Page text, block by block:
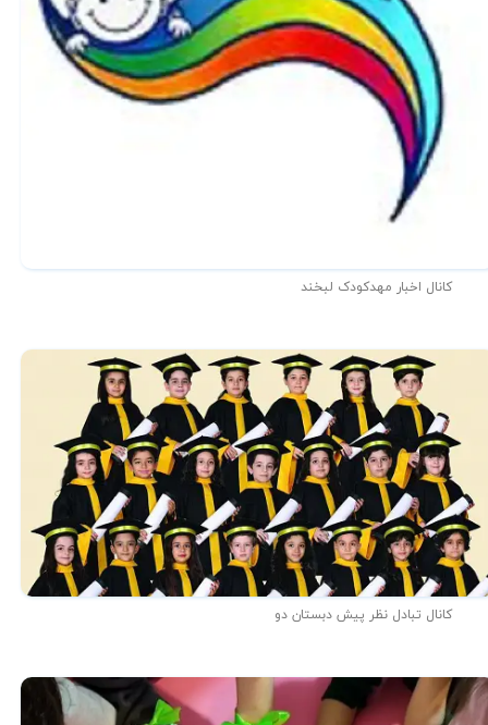
کانال اخبار مهدکودک لبخند
کانال تبادل نظر پیش دبستان دو